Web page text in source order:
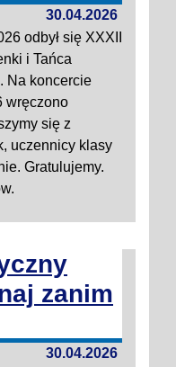
30.04.2026
odbył się XXXII
i Tańca
Na koncercie
wręczono
się z
uczennicy klasy
Gratulujemy.
zanim
30.04.2026